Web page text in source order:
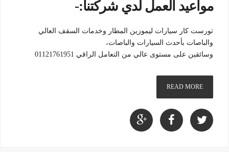
مواعيد العمل لدي شركتنا:-
تورست كار سيارات ليموزين المطار وخدمات السقف العالي
والباصات بأحدث السيارات والباصات،
وسائقين على مستوى عالي من التعامل الراقي 01121761951
READ MORE